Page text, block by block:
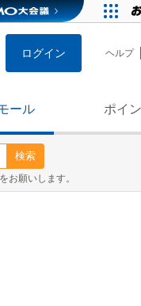
ログイン ヘルプ
ール ポイ
検索
お願いします。